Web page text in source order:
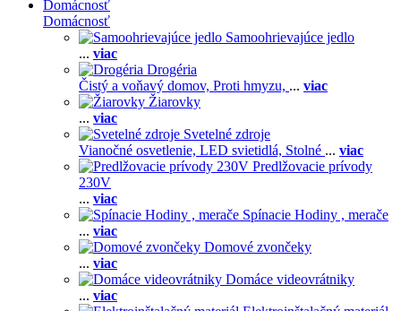
Domácnosť
Domácnosť
Samoohrievajúce jedlo
... viac
Drogéria
Čistý a voňavý domov, Proti hmyzu, ... viac
Žiarovky
... viac
Svetelné zdroje
Vianočné osvetlenie, LED svietidlá, Stolné ... viac
Predlžovacie prívody
230V
... viac
Spínacie Hodiny , merače
... viac
Domové zvončeky
... viac
Domáce videovrátniky
... viac